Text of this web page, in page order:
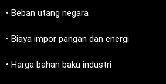
‎• Beban utang negara
‎• Biaya impor pangan dan energi
‎• Harga bahan baku industri